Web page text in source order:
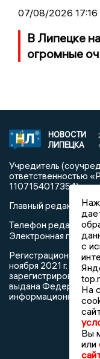
07/08/2026 17:16
В Липецке
огромные
НОВОСТИ
ЛИПЕЦКА
Учредитель
1107154017354)
Главный редактор:
Телефон редакции:
Электронная почта
Регистрационный
ноября 2021 г.
выдана
информационных
с
На
Вы
или